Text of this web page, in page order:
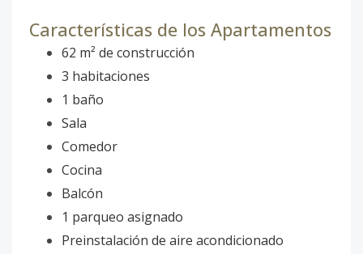
Características de los Apartamentos
62 m² de construcción
3 habitaciones
1 baño
Sala
Comedor
Cocina
Balcón
1 parqueo asignado
Preinstalación de aire acondicionado